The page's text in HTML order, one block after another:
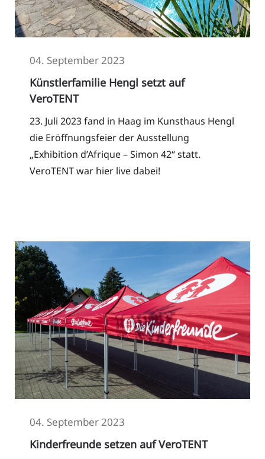
04. September 2023
Künstlerfamilie Hengl setzt auf
VeroTENT
23. Juli 2023 fand in Haag im Kunsthaus Hengl
die Eröffnungsfeier der Ausstellung
„Exhibition d’Afrique – Simon 42“ statt.
VeroTENT war hier live dabei!
04. September 2023
Kinderfreunde setzen auf VeroTENT